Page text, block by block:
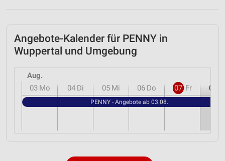
Angebote-Kalender für PENNY in
Wuppertal und Umgebung
Aug.
03 Mo 04 Di 05 Mi 06 Do 07 Fr 08
PENNY - Angebote ab 03.08.